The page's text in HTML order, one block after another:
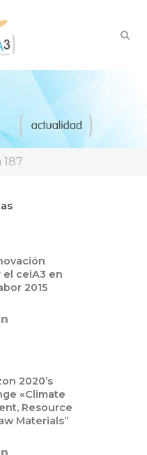
187
ceiA3 en
2015
2020’s
«Climate
Resource
Materials”